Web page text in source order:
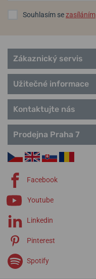
Souhlasím sezasíláním
Zákaznický servis
Užitečné informace
Kontaktujte nás
Prodejna Praha 7
Facebook
Youtube
Linkedin
Pinterest
Spotify